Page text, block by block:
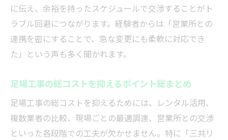
に伝え、余裕を持ったスケジュールで交渉することがト
ラブル回避につながります。経験者からは「営業所との
連携を密にすることで、急な変更にも柔軟に対応でき
た」という声も多く聞かれます。
足場工事の総コストを抑えるポイント総まとめ
足場工事の総コストを抑えるためには、レンタル活用、
複数業者の比較、現場ごとの最適調達、営業所との交渉
といった各段階での工夫が欠かせません。特に「三共リ